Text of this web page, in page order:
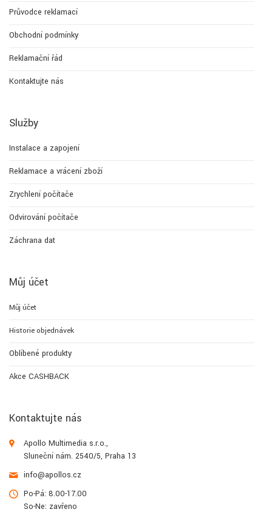
Průvodce reklamací
Obchodní podmínky
Reklamační řád
Kontaktujte nás
Služby
Instalace a zapojení
Reklamace a vrácení zboží
Zrychlení počítače
Odvirování počítače
Záchrana dat
Můj účet
Můj účet
Historie objednávek
Oblíbené produkty
Akce CASHBACK
Kontaktujte nás
Apollo Multimedia s.r.o.,
Sluneční nám. 2540/5, Praha 13
info@apollos.cz
Po-Pá: 8.00-17.00
So-Ne: zavřeno